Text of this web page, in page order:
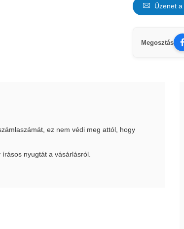
Üzenet
Megosztás
ez nem védi meg attól, hogy
nyugtát a vásárlásról.